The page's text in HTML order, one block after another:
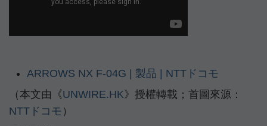
ARROWS NX F-04G | 製品 | NTTドコモ
（本文由《UNWIRE.HK》授權轉載；首圖來源：
NTTドコモ ）